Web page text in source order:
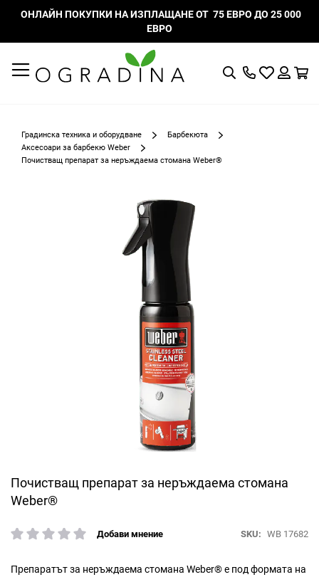
ОНЛАЙН ПОКУПКИ НА ИЗПЛАЩАНЕ ОТ 75 ЕВРО ДО 25 000
ЕВРО
ТърсенеМоят
Градинска техника и оборудване
Барбекюта
Аксесоари за барбекю Weber
Почистващ препарат за неръждаема стомана Weber®
Почистващ препарат за неръждаема стомана
Weber®
рейтинг:
Добави мнение SKU WB 17682
Препаратът за неръждаема стомана Weber® е под формата на
Преминете
към
началото
галерия
снимки